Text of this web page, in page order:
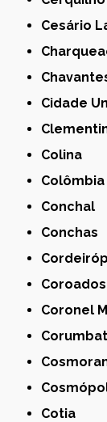
Cesário
Cidade
Colina
Colômbia
Conchal
Conchas
Coroados
Coronel
Cotia